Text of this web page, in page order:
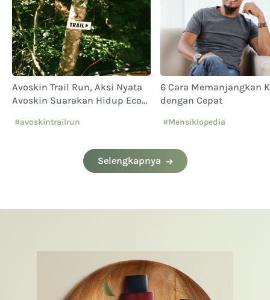
Avoskin Trail Run, Aksi Nyata
Avoskin Suarakan Hidup Eco
#avoskintrailrun
6 Cara Memanjangkan
dengan Cepat
#Mensiklopedia
Selengkapnya